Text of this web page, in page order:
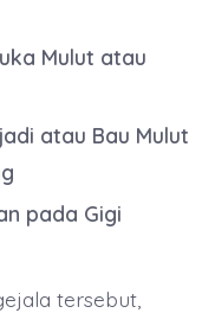
Mulut atau
atau Bau Mulut
pada Gigi
tersebut,